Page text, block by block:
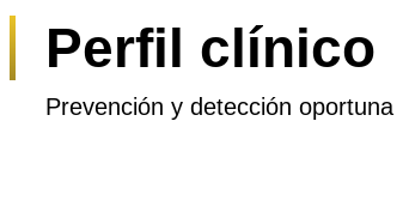
Perfil clínico
Prevención y detección oportuna